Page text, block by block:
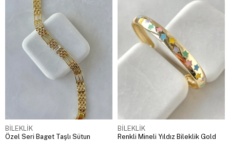
BİLEKLİK
Özel Seri Baget Taşlı Sütun
BİLEKLİK
Renkli Mineli Yıldız Bileklik Gold